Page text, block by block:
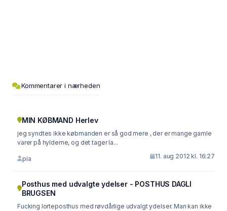
Kommentarer i nærheden
MIN KØBMAND Herlev
jeg syndtes ikke købmanden er så god mere , der er mange gamle
varer på hylderne, og det tager la...
pia 11. aug 2012 kl. 16:27
Posthus med udvalgte ydelser - POSTHUS DAGLI
BRUGSEN
Fucking lorteposthus med røvdårlige udvalgt ydelser. Man kan ikke